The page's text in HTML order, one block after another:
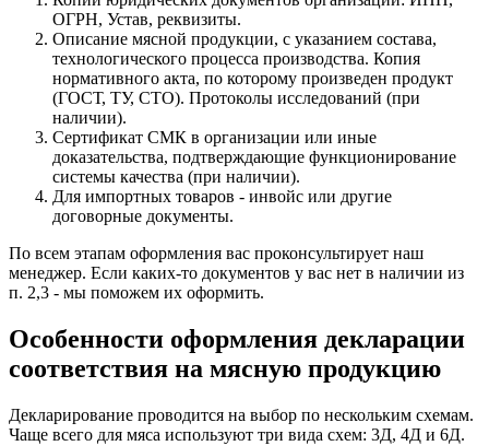
ОГРН, Устав, реквизиты.
Описание мясной продукции, с указанием состава,
технологического процесса производства. Копия
нормативного акта, по которому произведен продукт
(ГОСТ, ТУ, СТО). Протоколы исследований (при
наличии).
Сертификат СМК в организации или иные
доказательства, подтверждающие функционирование
системы качества (при наличии).
Для импортных товаров - инвойс или другие
договорные документы.
По всем этапам оформления вас проконсультирует наш
менеджер. Если каких-то документов у вас нет в наличии из
п. 2,3 - мы поможем их оформить.
Особенности оформления декларации
соответствия на мясную продукцию
Декларирование проводится на выбор по нескольким схемам.
Чаще всего для мяса используют три вида схем: 3Д, 4Д и 6Д.